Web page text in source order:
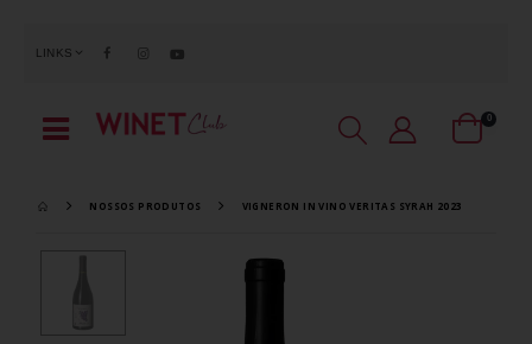
LINKS
0
NOSSOS PRODUTOS VIGNERON IN VINO VERITAS SYRAH 2023